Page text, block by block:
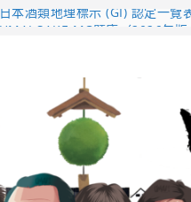
日本酒類地理標示 (GI) 認定一覽
【酒業商戰】130年老酒藏殺入股
市場！梅乃宿上市背後的密碼
龜之井酒造：口說上手 – 山形純
吟釀的堅持與傳承 ～ くどき上手